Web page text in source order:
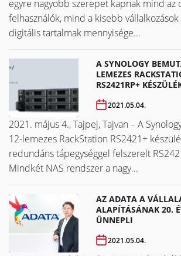
egyre nagyobb szerepet kapnak mind az
felhasználók, mind a kisebb
digitális tartalmak mennyisége...
A SYNOLOGY
LEMEZES
RS2421RP+
2021.05.04.
2021. május 4., Tajpej, Tajvan – A
12-lemezes RackStation RS2421+
redundáns tápegységgel felszerelt
Mindkét NAS rendszer a nagy...
AZ ADATA A
ALAPÍTÁSÁNAK 20.
ÜNNEPLI
2021.05.04.